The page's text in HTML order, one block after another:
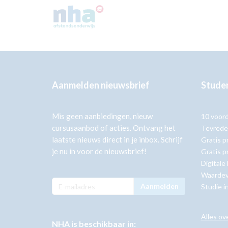
Aanmelden nieuwsbrief
Mis geen aanbiedingen, nieuw
cursusaanbod of acties. Ontvang het
laatste nieuws direct in je inbox. Schrijf
je nu in voor de nieuwsbrief!
Aanmelden
NHA is beschikbaar in:
10
Gratis
Gratis
Digitale
Studie
Alles